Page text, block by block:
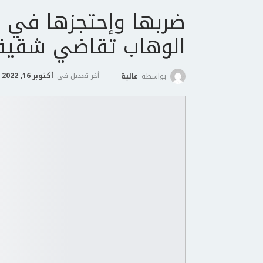
ضربها وإحتجزها
الوهاب تقاضي
بواسطة عالية أخر تعديل في أكتوبر 16, 2022